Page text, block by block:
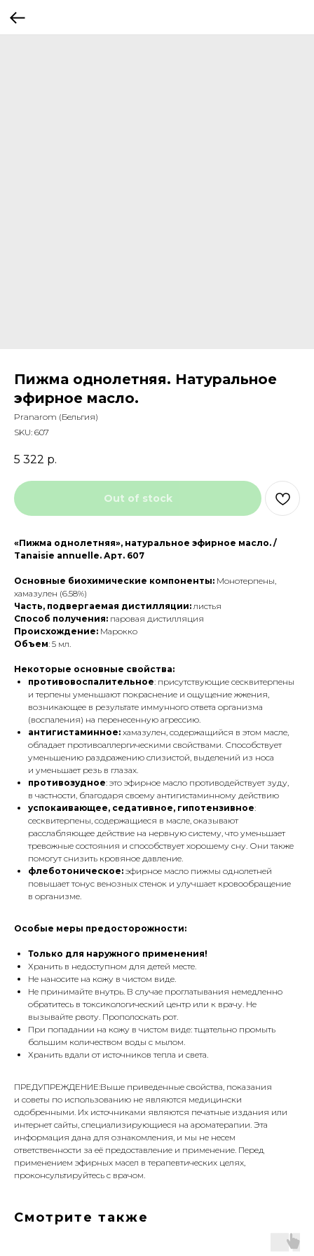
Пижма однолетняя. Натуральное
эфирное масло.
Pranarom (Бельгия)
SKU: 607
5 322 р.
Out of stock
«Пижма однолетняя», натуральное эфирное масло. /
Tanaisie annuelle. Арт. 607
Основные биохимические компоненты: Монотерпены,
хамазулен (6.58%)
Часть, подвергаемая дистилляции:листья
Способ получения: паровая дистилляция
Происхождение: Марокко
Объем: 5 мл.
Некоторые основные свойства:
противовоспалительное: присутствующие сесквитерпены
и терпены уменьшают покраснение и ощущение жжения,
возникающее в результате иммунного ответа организма
(воспаления) на перенесенную агрессию.
антигистаминное: хамазулен, содержащийся в этом масле,
обладает противоаллергическими свойствами. Способствует
уменьшению раздражению слизистой, выделений из носа
и уменьшает резь в глазах.
противозудное: это эфирное масло противодействует зуду,
в частности, благодаря своему антигистаминному действию
успокаивающее, седативное, гипотензивное:
сесквитерпены, содержащиеся в масле, оказывают
расслабляющее действие на нервную систему, что уменьшает
тревожные состояния и способствует хорошему сну. Они также
помогут снизить кровяное давление.
флеботоническое: эфирное масло пижмы однолетней
повышает тонус венозных стенок и улучшает кровообращение
в организме.
Особые меры предосторожности:
Только для наружного применения!
Хранить в недоступном для детей месте.
Не наносите на кожу в чистом виде.
Не принимайте внутрь. В случае проглатывания немедленно
обратитесь в токсикологический центр или к врачу. Не
вызывайте рвоту. Прополоскать рот.
При попадании на кожу в чистом виде: тщательно промыть
большим количеством воды с мылом.
Хранить вдали от источников тепла и света.
ПРЕДУПРЕЖДЕНИЕ:Выше приведенные свойства, показания
и советы по использованию не являются медицински
одобренными. Их источниками являются печатные издания или
интернет сайты, специализирующиеся на ароматерапии. Эта
информация дана для ознакомления, и мы не несем
ответственности за её предоставление и применение. Перед
применением эфирных масел в терапевтических целях,
проконсультируйтесь с врачом.
Смотрите также